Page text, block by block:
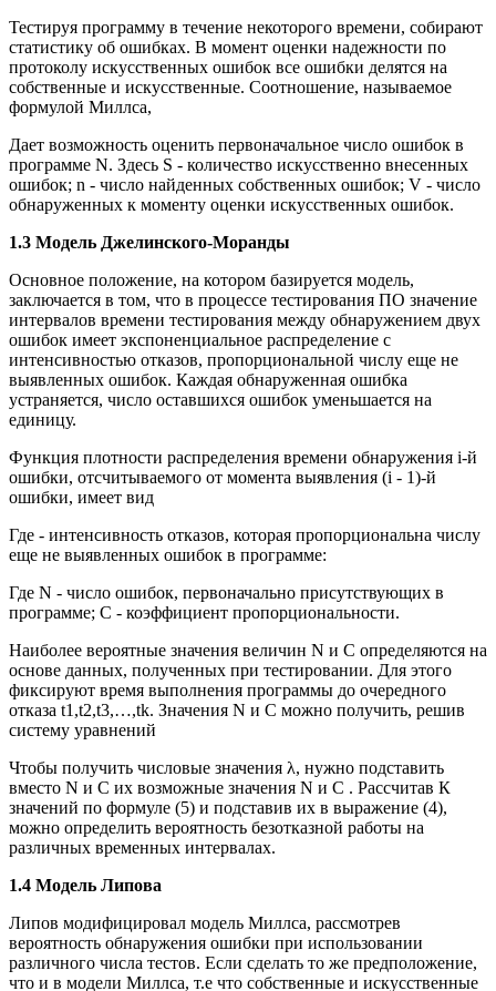
Тестируя программу в течение некоторого времени, собирают
статистику об ошибках. В момент оценки надежности по
протоколу искусственных ошибок все ошибки делятся на
собственные и искусственные. Соотношение, называемое
формулой Миллса,
Дает возможность оценить первоначальное число ошибок в
программе N. Здесь S - количество искусственно внесенных
ошибок; n - число найденных собственных ошибок; V - число
обнаруженных к моменту оценки искусственных ошибок.
1.3 Модель Джелинского-Моранды
Основное положение, на котором базируется модель,
заключается в том, что в процессе тестирования ПО значение
интервалов времени тестирования между обнаружением двух
ошибок имеет экспоненциальное распределение с
интенсивностью отказов, пропорциональной числу еще не
выявленных ошибок. Каждая обнаруженная ошибка
устраняется, число оставшихся ошибок уменьшается на
единицу.
Функция плотности распределения времени обнаружения i-й
ошибки, отсчитываемого от момента выявления (i - 1)-й
ошибки, имеет вид
Где - интенсивность отказов, которая пропорциональна числу
еще не выявленных ошибок в программе:
Где N - число ошибок, первоначально присутствующих в
программе; С - коэффициент пропорциональности.
Наиболее вероятные значения величин N и С определяются на
основе данных, полученных при тестировании. Для этого
фиксируют время выполнения программы до очередного
отказа t1,t2,t3,…,tk. Значения N и С можно получить, решив
систему уравнений
Чтобы получить числовые значения λ, нужно подставить
вместо N и С их возможные значения N и C . Рассчитав К
значений по формуле (5) и подставив их в выражение (4),
можно определить вероятность безотказной работы на
различных временных интервалах.
1.4 Модель Липова
Липов модифицировал модель Миллса, рассмотрев
вероятность обнаружения ошибки при использовании
различного числа тестов. Если сделать то же предположение,
что и в модели Миллса, т.е что собственные и искусственные